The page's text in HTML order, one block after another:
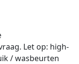
Let op: high-
/ wasbeurten